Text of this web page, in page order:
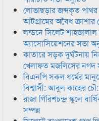
লোভাছড়ার জব্দকৃত পাথর
আটগ্রামের অবৈধ
লন্ডনে সিলেট
অ্যাসোসিয়েশনের সভা
কাতারে সড়ক দুর্ঘটনায়
খেলাফত মজলিসের নগদ
বিএনপি সকল ধর্মের
বিশ্বাসী: আবুল কাহের
রাজা গিরিশচন্দ্র স্কুলে
সম্পন্ন